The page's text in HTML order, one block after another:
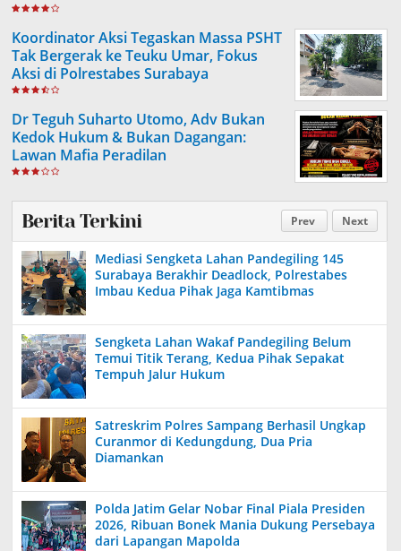
Koordinator Aksi Tegaskan Massa PSHT
Tak Bergerak ke Teuku Umar, Fokus
Aksi di Polrestabes Surabaya
Dr Teguh Suharto Utomo, Adv Bukan
Kedok Hukum & Bukan Dagangan:
Lawan Mafia Peradilan
Prev Next
Berita Terkini
Mediasi Sengketa Lahan Pandegiling 145
Surabaya Berakhir Deadlock, Polrestabes
Imbau Kedua Pihak Jaga Kamtibmas
Sengketa Lahan Wakaf Pandegiling Belum
Temui Titik Terang, Kedua Pihak Sepakat
Tempuh Jalur Hukum
Satreskrim Polres Sampang Berhasil Ungkap
Curanmor di Kedungdung, Dua Pria
Diamankan
Polda Jatim Gelar Nobar Final Piala Presiden
2026, Ribuan Bonek Mania Dukung Persebaya
dari Lapangan Mapolda